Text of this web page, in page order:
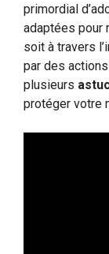
primordial
adaptées pour
soit à travers
par des
plusieurs
protéger votre